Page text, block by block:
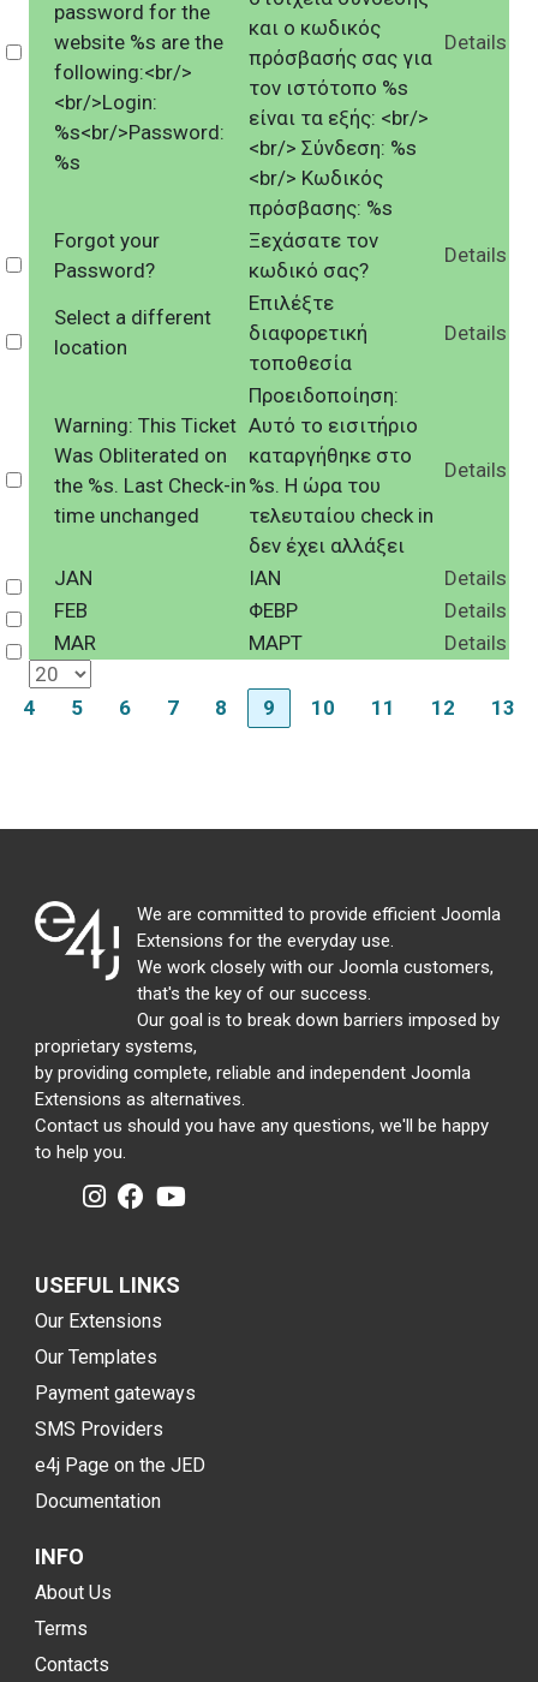
Select
password for the
website %s are the
following:<br/>
<br/>Login:
%s<br/>Password:
%s
και ο κωδικός
πρόσβασής σας για
τον ιστότοπο %s
είναι τα εξής: <br/>
<br/> Σύνδεση: %s
<br/> Κωδικός
πρόσβασης: %s
Details
Select
Forgot your
Password?
Ξεχάσατε τον
κωδικό σας?
Details
Select
Select a different
location
Επιλέξτε
διαφορετική
τοποθεσία
Details
Select
Warning: This Ticket
Was Obliterated on
the %s. Last Check-in
time unchanged
Προειδοποίηση:
Αυτό το εισιτήριο
καταργήθηκε στο
%s. Η ώρα του
τελευταίου check in
δεν έχει αλλάξει
Details
Select
JAN ΙΑΝ
Details
Select
FEB ΦΕΒΡ
Details
Select
MAR ΜΑΡΤ Details
4 5 6 7 8 9 10 11 12 13
We are committed to provide efficient Joomla
Extensions for the everyday use.
We work closely with our Joomla customers,
that's the key of our success.
Our goal is to break down barriers imposed by
proprietary systems,
by providing complete, reliable and independent Joomla
Extensions as alternatives.
Contact us should you have any questions, we'll be happy
to help you.
USEFUL LINKS
Our Extensions
Our Templates
Payment gateways
SMS Providers
e4j Page on the JED
Documentation
INFO
About Us
Terms
Contacts